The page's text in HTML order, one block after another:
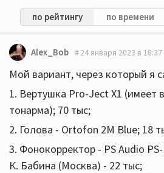
по рейтингу по времени
Alex_Bob 24 января 2023 в 18:37
Мой вариант, через который я
1. Вертушка Pro-Ject X1 (имеет
тонарма); 70 тыс;
2. Голова - Ortofon 2M Blue; 18
3. Фонокорректор - PS Audio
К. Бабина (Москва) - 22 тыс;